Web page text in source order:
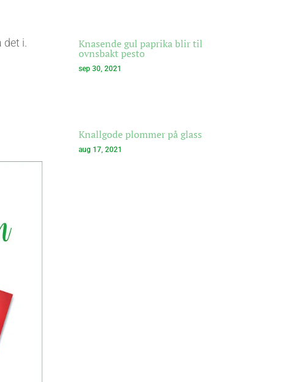
det i.
Knasende gul paprika blir til
ovnsbakt pesto
sep 30, 2021
Knallgode plommer på glass
aug 17, 2021